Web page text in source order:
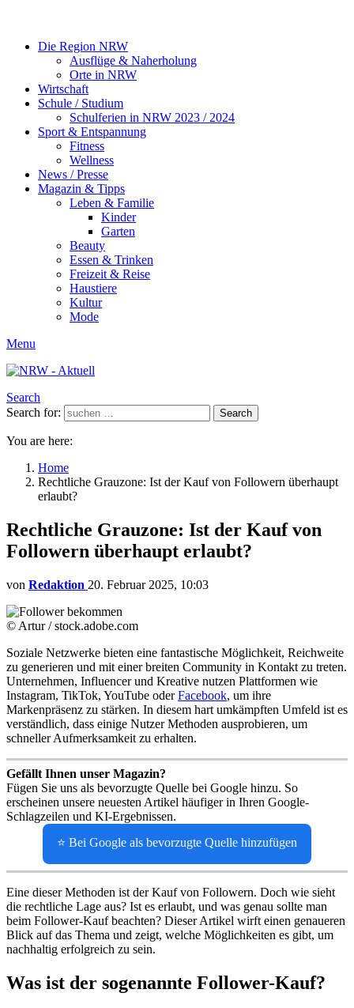
Die Region NRW
Ausflüge & Naherholung
Orte in NRW
Wirtschaft
Schule / Studium
Schulferien in NRW 2023 / 2024
Sport & Entspannung
Fitness
Wellness
News / Presse
Magazin & Tipps
Leben & Familie
Kinder
Garten
Beauty
Essen & Trinken
Freizeit & Reise
Haustiere
Kultur
Mode
Menu
Search
Search for:
Search
You are here:
Home
Rechtliche Grauzone: Ist der Kauf von Followern überhaupt
erlaubt?
Rechtliche Grauzone: Ist der Kauf von
Followern überhaupt erlaubt?
von Redaktion 20. Februar 2025, 10:03
© Artur / stock.adobe.com
Soziale Netzwerke bieten eine fantastische Möglichkeit, Reichweite
zu generieren und mit einer breiten Community in Kontakt zu treten.
Unternehmen, Influencer und Kreative nutzen Plattformen wie
Instagram, TikTok, YouTube oderFacebook, um ihre
Markenpräsenz zu stärken. In diesem hart umkämpften Umfeld ist es
verständlich, dass einige Nutzer Methoden ausprobieren, um
schneller Aufmerksamkeit zu erhalten.
Gefällt Ihnen unser Magazin?
Fügen Sie uns als bevorzugte Quelle bei Google hinzu. So
erscheinen unsere neuesten Artikel häufiger in Ihren Google-
Schlagzeilen und KI-Ergebnissen.
⭐ Bei Google als bevorzugte Quelle hinzufügen
Eine dieser Methoden ist der Kauf von Followern. Doch wie sieht
die rechtliche Lage aus? Ist es erlaubt, und was genau sollte man
beim Follower-Kauf beachten? Dieser Artikel wirft einen genaueren
Blick auf das Thema und zeigt, welche Möglichkeiten es gibt, um
nachhaltig erfolgreich zu sein.
Was ist der sogenannte Follower-Kauf?